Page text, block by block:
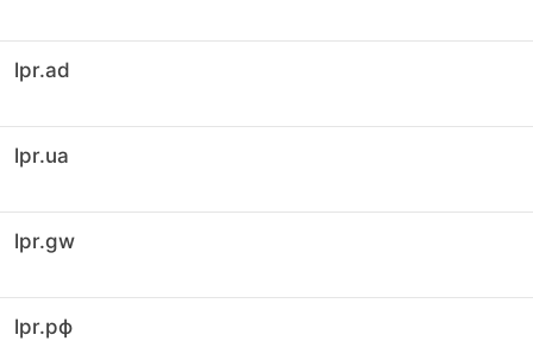
lpr.ad
lpr.ua
lpr.gw
lpr.рф